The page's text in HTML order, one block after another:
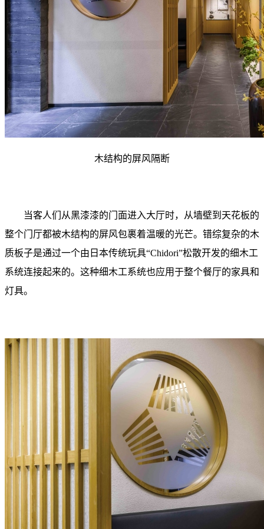
木结构的屏风隔断
当客人们从黑漆漆的门面进入大厅时，从墙壁到天花板的
整个门厅都被木结构的屏风包裹着温暖的光芒。错综复杂的木
质板子是通过一个由日本传统玩具“Chidori”松散开发的细木工
系统连接起来的。这种细木工系统也应用于整个餐厅的家具和
灯具。